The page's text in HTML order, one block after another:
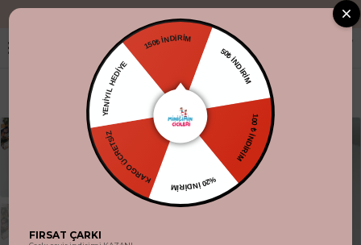
"Aynı gün
150₺ İNDİRİM
50₺ İNDİRİM
100 ₺ İNDİRİM
%20 İNDİRİM
KARGO ÜCRETSİZ
YENİYIL HEDİYE
FIRSAT ÇARKI